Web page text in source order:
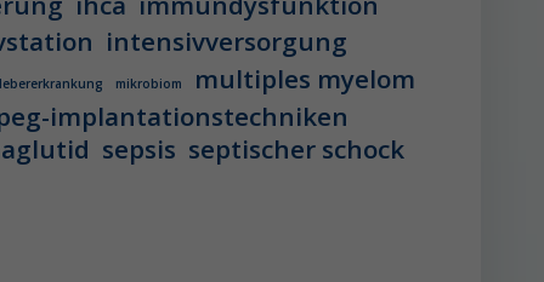
intensivversorgung
mikrobiom
multiples myelom
implantationstechniken
sepsis septischer schock